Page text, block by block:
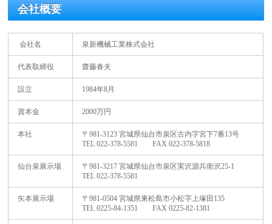
会社概要
会社名 泉新機械工業株式会社
代表取締役 齋藤春夫
設立 1984年8月
資本金 2000万円
本社
〒981-3123 宮城県仙台市泉区古内字宮下7番13号
TEL 022-378-5581 FAX 022-378-5818
仙台泉展示場
〒981-3217 宮城県仙台市泉区実沢源兵衛沢25-1
TEL 022-378-5581
矢本展示場
〒981-0504 宮城県東松島市小松字上塚田135
TEL 0225-84-1351 FAX 0225-82-1381